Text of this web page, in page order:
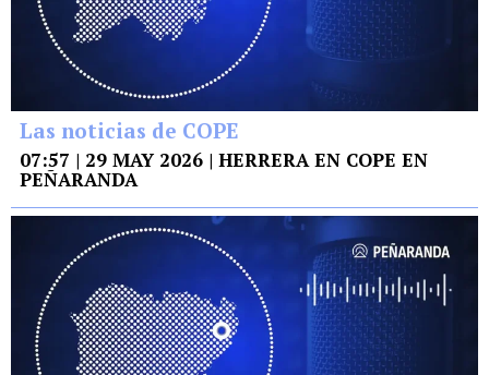
Las noticias de COPE
07:57 | 29 MAY 2026 | HERRERA EN COPE EN
PEÑARANDA